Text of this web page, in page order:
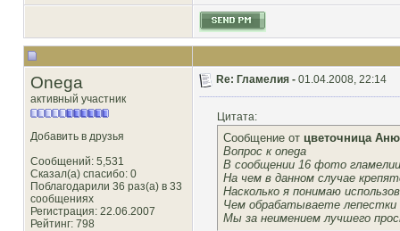
Onega
активный участник
Добавить в друзья
Сообщений: 5,531
Сказал(а) спасибо: 0
Поблагодарили 36 раз(а) в 33
сообщениях
Регистрация: 22.06.2007
Рейтинг: 798
Re: Гламелия - 01.04.2008, 22:14
Цитата:
Сообщение от цветочница
Вопрос к onega
В сообщении 16 фото
На чем в данном случае
Насколько я понимаю
Чем обрабатываете лепестки
Мы за неимением лучшего